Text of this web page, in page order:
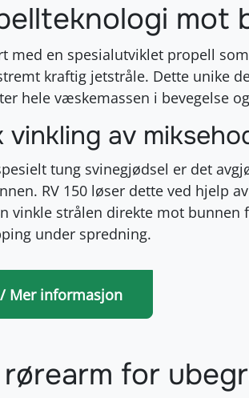
mot
med en spesialutviklet propell
kraftig jetstråle. Dette unike
hele væskemassen i bevegelse
vinkling av
tung svinegjødsel er det
. RV 150 løser dette ved hjelp
vinkle strålen direkte mot
under spredning.
Mer informasjon
rørearm for